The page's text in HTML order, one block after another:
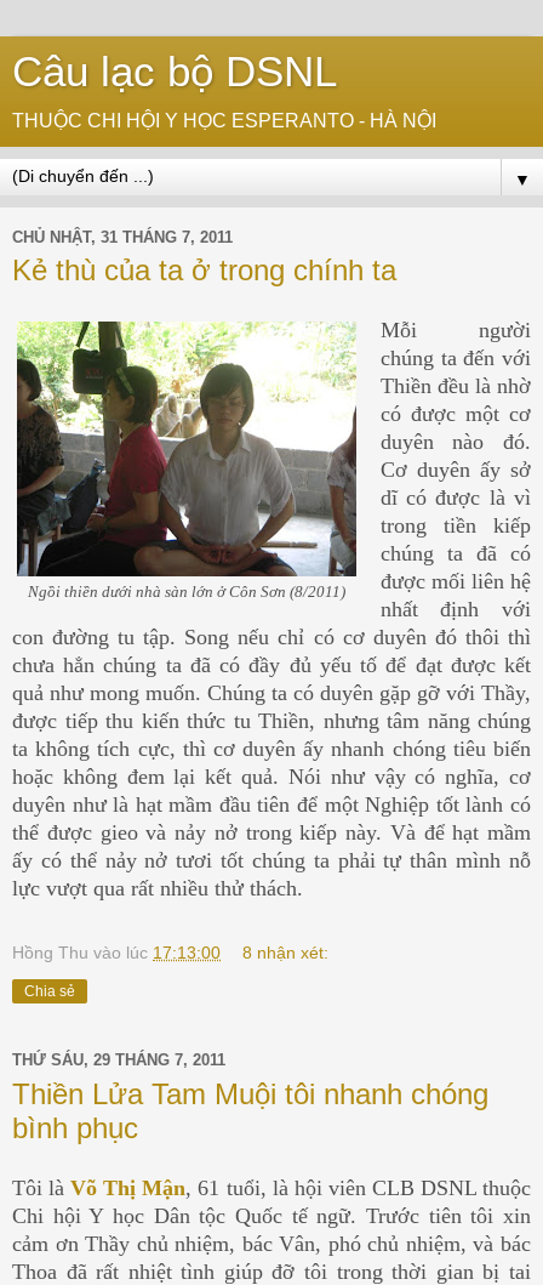
Câu lạc bộ DSNL
THUỘC CHI HỘI Y HỌC ESPERANTO - HÀ NỘI
▼
CHỦ NHẬT, 31 THÁNG 7, 2011
Kẻ thù của ta ở trong chính ta
Ngồi thiền dưới nhà sàn lớn ở Côn Sơn (8/2011)
Mỗi người
chúng ta đến với
Thiền đều là nhờ
có được một cơ
duyên nào đó.
Cơ duyên ấy sở
dĩ có được là vì
trong tiền kiếp
chúng ta đã có
được mối liên hệ
nhất định với
con đường tu tập. Song nếu chỉ có cơ duyên đó thôi thì
chưa hẳn chúng ta đã có đầy đủ yếu tố để đạt được kết
quả như mong muốn. Chúng ta có duyên gặp gỡ với Thầy,
được tiếp thu kiến thức tu Thiền, nhưng tâm năng chúng
ta không tích cực, thì cơ duyên ấy nhanh chóng tiêu biến
hoặc không đem lại kết quả. Nói như vậy có nghĩa, cơ
duyên như là hạt mầm đầu tiên để một Nghiệp tốt lành có
thể được gieo và nảy nở trong kiếp này. Và để hạt mầm
ấy có thể nảy nở tươi tốt chúng ta phải tự thân mình nỗ
lực vượt qua rất nhiều thử thách.
Hồng Thu vào lúc 17:13:00 8 nhận xét:
Chia sẻ
THỨ SÁU, 29 THÁNG 7, 2011
Thiền Lửa Tam Muội tôi nhanh chóng
bình phục
Tôi làVõ Thị Mận, 61 tuổi, là hội viên CLB DSNL thuộc
Chi hội Y học Dân tộc Quốc tế ngữ. Trước tiên tôi xin
cảm ơn Thầy chủ nhiệm, bác Vân, phó chủ nhiệm, và bác
Thoa đã rất nhiệt tình giúp đỡ tôi trong thời gian bị tai